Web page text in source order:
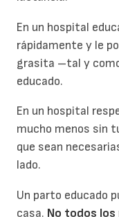
En un hospital
rápidamente y le
grasita –tal y
educado.
En un hospital
mucho menos sin
que sean
lado.
Un parto educado
casa. No todos los